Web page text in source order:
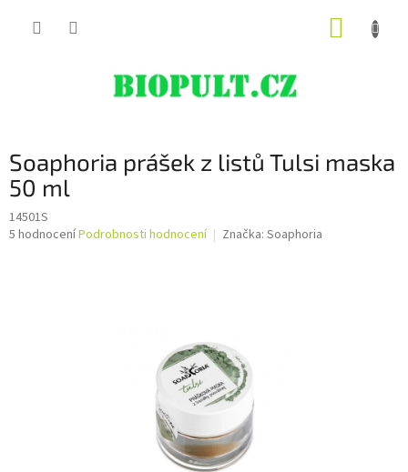
Soaphoria prášek z listů Tulsi maska
50 ml
14501S
Průměrné
5 hodnoceníPodrobnosti hodnocení Značka: Soaphoria